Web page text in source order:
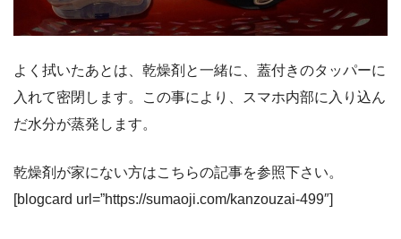
よく拭いたあとは、乾燥剤と一緒に、蓋付きのタッパーに
入れて密閉します。この事により、スマホ内部に入り込ん
だ水分が蒸発します。
乾燥剤が家にない方はこちらの記事を参照下さい。
[blogcard url=”https://sumaoji.com/kanzouzai-499″]